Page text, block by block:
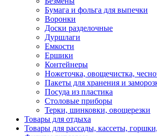
Бумага и фольга для выпечки
Воронки
Доски разделочные
Дуршлаги
Емкости
Ершики
Контейнеры
Ножеточка, овощечистка,
Пакеты для хранения и
Посуда из пластика
Столовые приборы
Терки, шинковки, овощерезки
Товары для отдыха
Товары для рассады, кассеты,